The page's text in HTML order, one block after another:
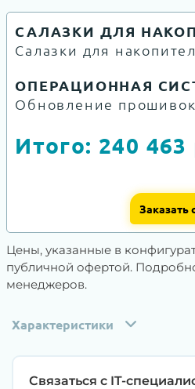
САЛАЗКИ ДЛЯ
Салазки для
ОПЕРАЦИОННАЯ
Обновление прошивок
Итого: 240 463
Заказать
Цены, указанные в
публичной офертой.
менеджеров.
Характеристики
Связаться с IT-